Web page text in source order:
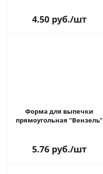
4.50руб./шт
Форма для выпечки
прямоугольная "Вензель"
5.76руб./шт